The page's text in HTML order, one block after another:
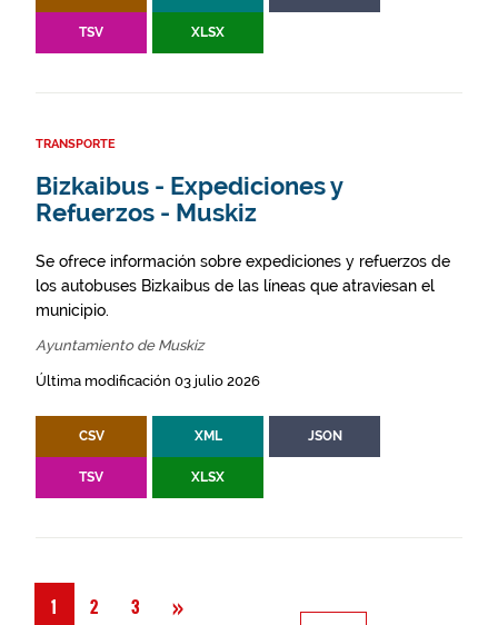
TSV XLSX
TRANSPORTE
Bizkaibus - Expediciones y
Refuerzos - Muskiz
Se ofrece información sobre expediciones y refuerzos de
los autobuses Bizkaibus de las líneas que atraviesan el
municipio.
Ayuntamiento de Muskiz
Última modificación 03 julio 2026
CSV XML JSON
TSV XLSX
1 2 3 »